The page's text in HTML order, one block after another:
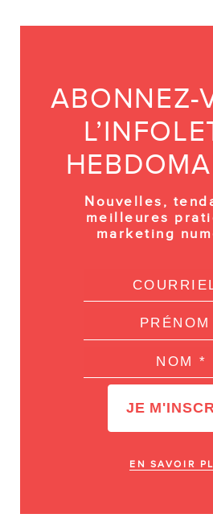
ABONNEZ-
Nouvelles,
meilleures
marketing
EN SAVOIR